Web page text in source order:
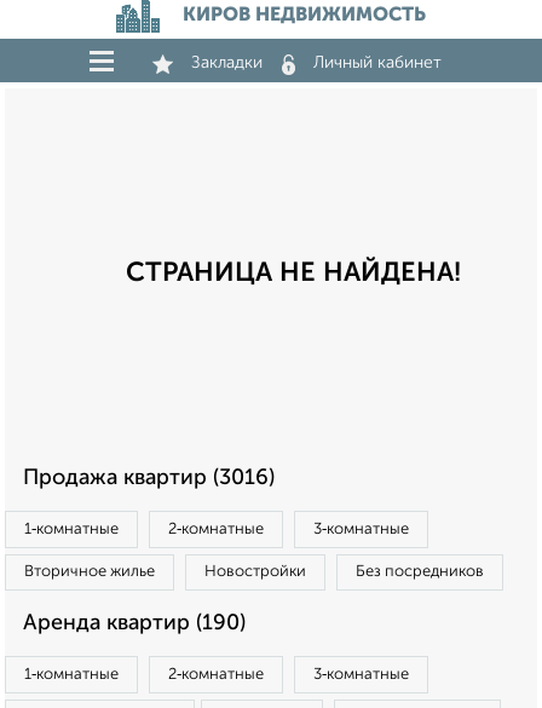
КИРОВ НЕДВИЖИМОСТЬ
Закладки Личный кабинет
СТРАНИЦА НЕ НАЙДЕНА!
Продажа квартир (3016)
1‑комнатные 2‑комнатные 3‑комнатные
Вторичное жилье Новостройки Без посредников
Аренда квартир (190)
1‑комнатные 2‑комнатные 3‑комнатные